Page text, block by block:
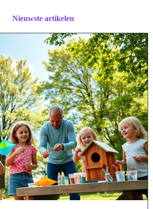
Nieuwste artikelen